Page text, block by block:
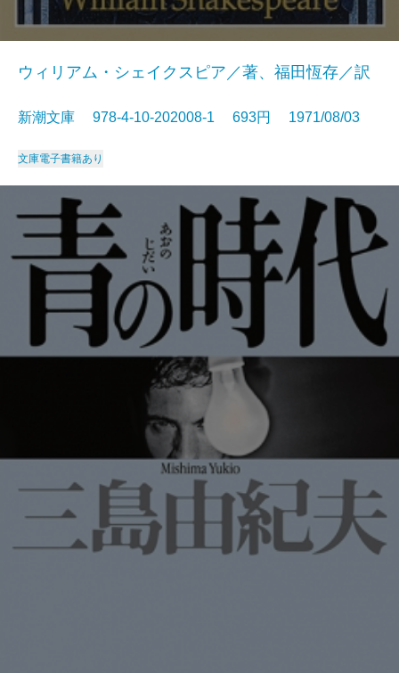
ウィリアム・シェイクスピア／著、福田恆存／訳
新潮文庫 978-4-10-202008-1 693円 1971/08/03
文庫電子書籍あり